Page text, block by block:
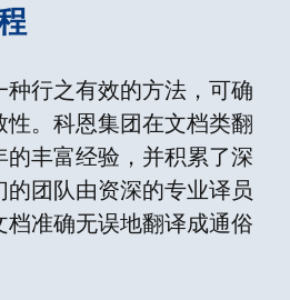
行之有效的方法，可确
。科恩集团在文档类翻
丰富经验，并积累了深
团队由资深的专业译员
准确无误地翻译成通俗